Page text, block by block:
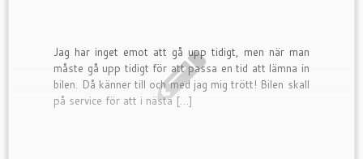
Jag har inget emot att gå upp tidigt, men när man
måste gå upp tidigt för att passa en tid att lämna in
bilen. Då känner till och med jag mig trött! Bilen skall
på service för att i nästa […]